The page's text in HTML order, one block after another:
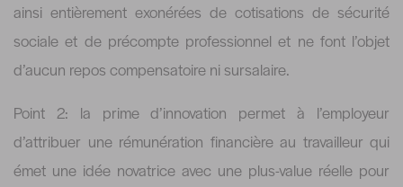
ainsi entièrement exonérées de cotisations de sécurité
sociale et de précompte professionnel et ne font l’objet
d’aucun repos compensatoire ni sursalaire.
Point 2: la prime d’innovation permet à l’employeur
d’attribuer une rémunération financière au travailleur qui
émet une idée novatrice avec une plus-value réelle pour